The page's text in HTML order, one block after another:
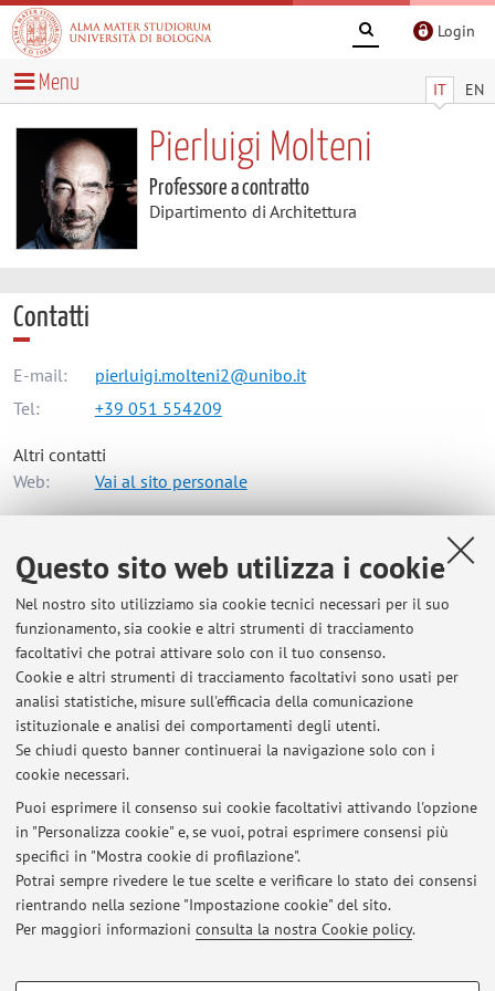
Questo sito web utilizza i cookie
Nel nostro sito utilizziamo sia cookie tecnici necessari per il suo
funzionamento, sia cookie e altri strumenti di tracciamento
facoltativi che potrai attivare solo con il tuo consenso.
Cookie e altri strumenti di tracciamento facoltativi sono usati per
analisi statistiche, misure sull'efficacia della comunicazione
istituzionale e analisi dei comportamenti degli utenti.
Se chiudi questo banner continuerai la navigazione solo con i
cookie necessari.
Puoi esprimere il consenso sui cookie facoltativi attivando l'opzione
in "Personalizza cookie" e, se vuoi, potrai esprimere consensi più
specifici in "Mostra cookie di profilazione".
Potrai sempre rivedere le tue scelte e verificare lo stato dei consensi
rientrando nella sezione "Impostazione cookie" del sito.
Per maggiori informazioni consulta la nostra Cookie policy.
Login
IT EN
Menu
Pierluigi Molteni
Professore a contratto
Dipartimento di Architettura
Contatti
E-mail:
pierluigi.molteni2@unibo.it
Tel:
+39 051 554209
Altri contatti
Web:
Vai al sito personale
Dipartimento di Architettura
Viale del Risorgimento 2, Bologna - Vai alla mappa
Orario di ricevimento
previo appuntamento da prendere per mail o durante le
lezioni
Ultimi avvisi
Al momento non sono presenti avvisi.